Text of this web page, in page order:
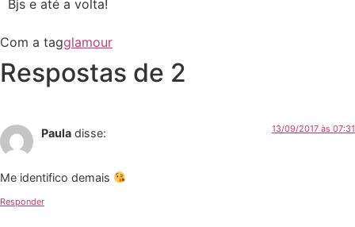
Bjs e até a volta!
Com a tagglamour
Respostas de 2
Paula disse: 13/09/2017 às 07:31
Me identifico demais
Responder